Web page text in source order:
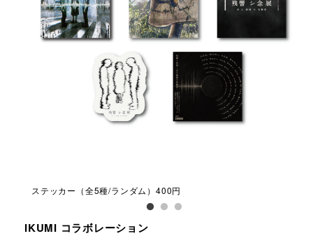
ステッカー（全5種/ランダム）400円
IKUMI コラボレーション